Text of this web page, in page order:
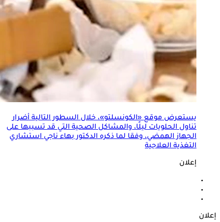
يستعرض موقع «الكونسلتو»، خلال السطور التالية أضرار
تناول الحلويات ليلًا، والمشاكل الصحية التي قد تسببها على
الجهاز الهمضي، وفقا لما ذكره الدكتور بهاء ناجي استشاري
التغذية العلاجية
إعلان
إعلان